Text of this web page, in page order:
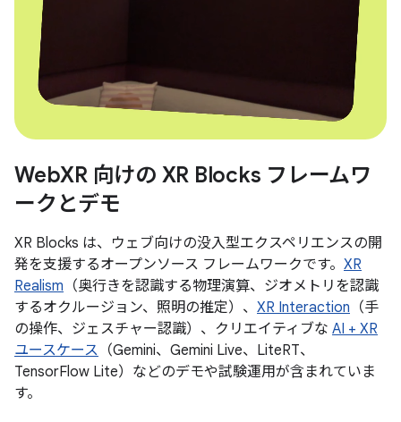
WebXR 向けの XR Blocks フレームワ
ークとデモ
XR Blocks は、ウェブ向けの没入型エクスペリエンスの開
発を支援するオープンソース フレームワークです。 XR
Realism （奥行きを認識する物理演算、ジオメトリを認識
するオクルージョン、照明の推定）、 XR Interaction （手
の操作、ジェスチャー認識）、クリエイティブな AI + XR
ユースケース （Gemini、Gemini Live、LiteRT、
TensorFlow Lite）などのデモや試験運用が含まれていま
す。